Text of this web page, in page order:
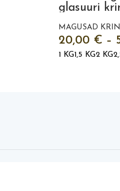
glasuuri
MAGUSAD
20,00 € –
1 KG1,5 KG2 KG